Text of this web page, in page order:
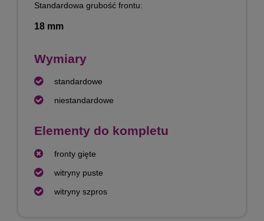
Standardowa grubość frontu:
18 mm
Wymiary
standardowe
niestandardowe
Elementy do kompletu
fronty gięte
witryny puste
witryny szpros